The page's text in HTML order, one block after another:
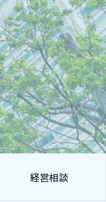
経営相談